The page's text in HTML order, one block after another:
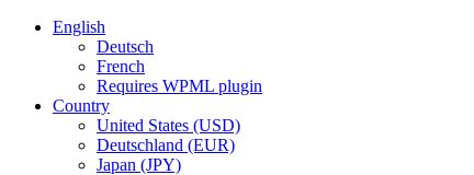
English
Deutsch
French
Requires WPML plugin
Country
United States (USD)
Deutschland (EUR)
Japan (JPY)